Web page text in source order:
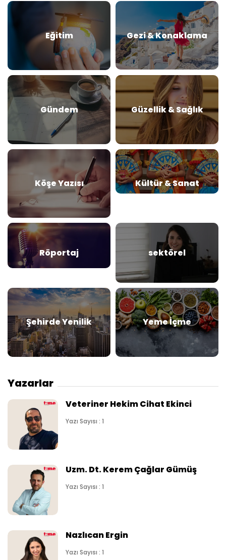
Eğitim Gezi & Konaklama
Gündem Güzellik & Sağlık
Köşe Yazısı Kültür & Sanat
Röportaj sektörel
Şehirde Yenilik Yeme İçme
Yazarlar
Veteriner Hekim Cihat Ekinci
Yazı Sayısı : 1
Uzm. Dt. Kerem Çağlar Gümüş
Yazı Sayısı : 1
Nazlıcan Ergin
Yazı Sayısı : 1